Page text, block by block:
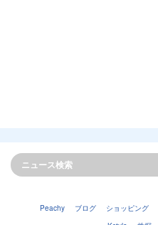
Peachy ブログ ショッピング